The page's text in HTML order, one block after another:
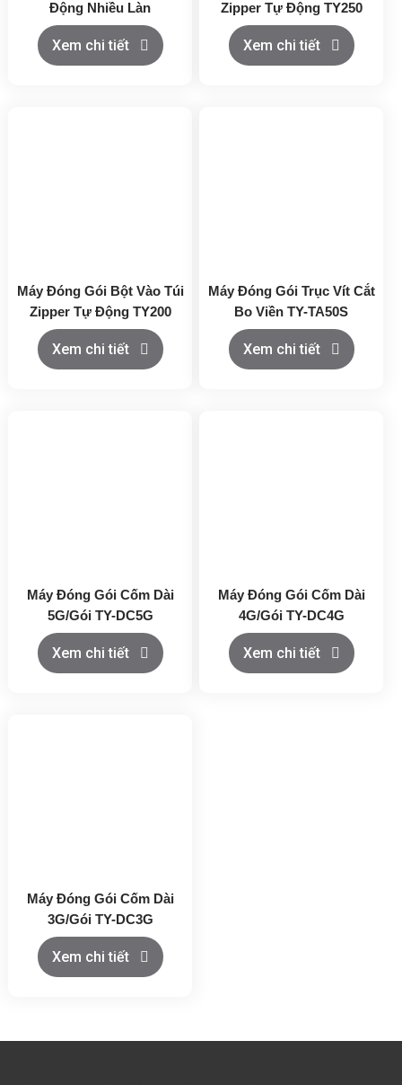
Động Nhiều Làn
Xem chi tiết
Zipper Tự Động TY250
Xem chi tiết
Máy Đóng Gói Bột Vào Túi
Zipper Tự Động TY200
Xem chi tiết
Máy Đóng Gói Trục Vít Cắt
Bo Viền TY-TA50S
Xem chi tiết
Máy Đóng Gói Cốm Dài
5G/Gói TY-DC5G
Xem chi tiết
Máy Đóng Gói Cốm Dài
4G/Gói TY-DC4G
Xem chi tiết
Máy Đóng Gói Cốm Dài
3G/Gói TY-DC3G
Xem chi tiết